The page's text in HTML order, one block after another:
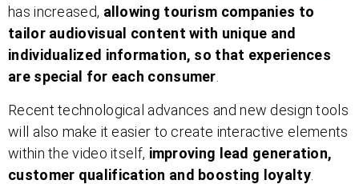
has increased, allowing tourism companies to
tailor audiovisual content with unique and
individualized information, so that experiences
are special for each consumer.
Recent technological advances and new design tools
will also make it easier to create interactive elements
within the video itself, improving lead generation,
customer qualification and boosting loyalty.